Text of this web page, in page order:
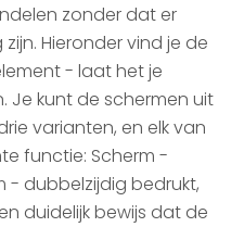
zonder dat er
Hieronder vind je de
- laat het je
Je kunt de schermen uit
varianten, en elk van
functie: Scherm -
- dubbelzijdig bedrukt,
duidelijk bewijs dat de